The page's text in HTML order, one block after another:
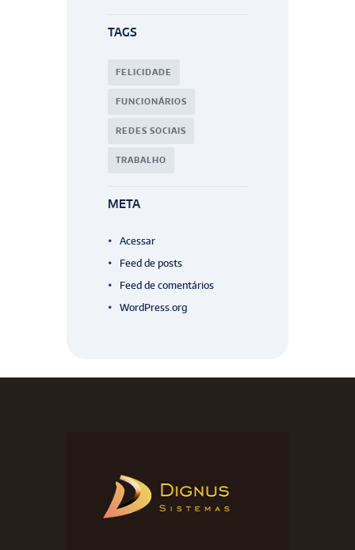
TAGS
FELICIDADE
FUNCIONÁRIOS
REDES SOCIAIS
TRABALHO
META
Acessar
Feed de posts
Feed de comentários
WordPress.org